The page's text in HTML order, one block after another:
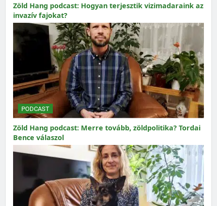
Zöld Hang podcast: Hogyan terjesztik vizimadaraink az
invazív fajokat?
PODCAST
Zöld Hang podcast: Merre tovább, zöldpolitika? Tordai
Bence válaszol